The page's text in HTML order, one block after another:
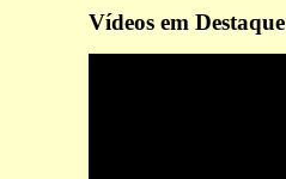
Vídeos em Destaque